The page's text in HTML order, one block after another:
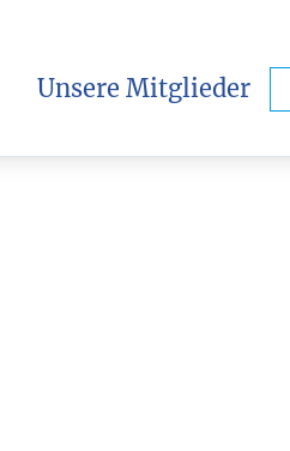
Unsere Mitglieder